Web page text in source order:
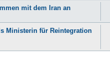
mit dem Iran an
Ministerin für Reintegration